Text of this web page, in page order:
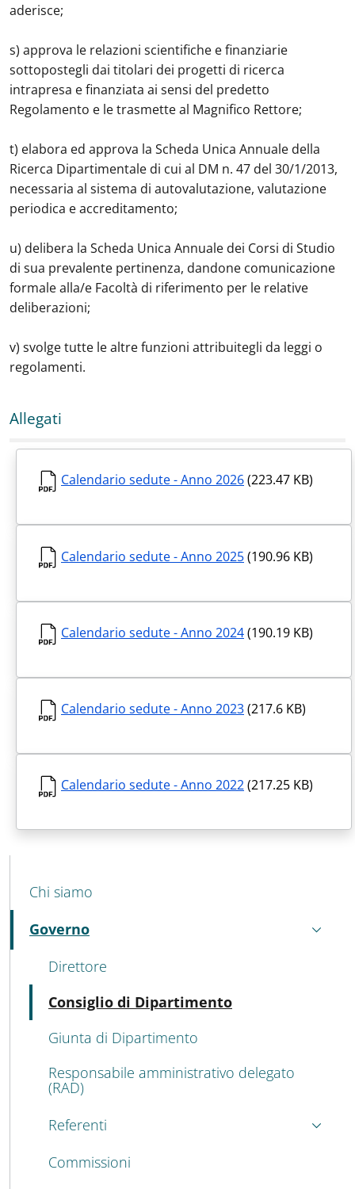
aderisce;
s) approva le relazioni scientifiche e finanziarie
sottopostegli dai titolari dei progetti di ricerca
intrapresa e finanziata ai sensi del predetto
Regolamento e le trasmette al Magnifico Rettore;
t) elabora ed approva la Scheda Unica Annuale della
Ricerca Dipartimentale di cui al DM n. 47 del 30/1/2013,
necessaria al sistema di autovalutazione, valutazione
periodica e accreditamento;
u) delibera la Scheda Unica Annuale dei Corsi di Studio
di sua prevalente pertinenza, dandone comunicazione
formale alla/e Facoltà di riferimento per le relative
deliberazioni;
v) svolge tutte le altre funzioni attribuitegli da leggi o
regolamenti.
Allegati
Calendario sedute - Anno 2026(223.47 KB)
Calendario sedute - Anno 2025(190.96 KB)
Calendario sedute - Anno 2024(190.19 KB)
Calendario sedute - Anno 2023(217.6 KB)
Calendario sedute - Anno 2022(217.25 KB)
MENU CEV SECOND NAVIGATION
Chi siamo
Governo
Attivo
Direttore
Consiglio di Dipartimento
Giunta di Dipartimento
Responsabile amministrativo delegato
(RAD)
Referenti
Commissioni